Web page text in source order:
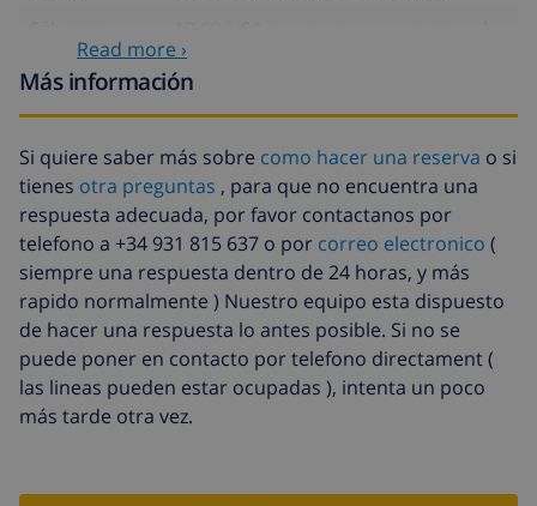
llegada
Toallas extra
8,80 US$ por persona , a pagar a la
llegada
Salida tardía
113,75 US$
Limpieza
extra
basado en consumo de energía
(52,77 US$/HOUR)
Fondo
cancelación:
4.80% del importe total
Read more ›
Más información
Si quiere saber más sobre como hacer una reserva o si
tienes otra preguntas , para que no encuentra una
respuesta adecuada, por favor contactanos por
telefono a +34 931 815 637 o por correo electronico (
siempre una respuesta dentro de 24 horas, y más
rapido normalmente ) Nuestro equipo esta dispuesto
de hacer una respuesta lo antes posible. Si no se
puede poner en contacto por telefono directament (
las lineas pueden estar ocupadas ), intenta un poco
más tarde otra vez.